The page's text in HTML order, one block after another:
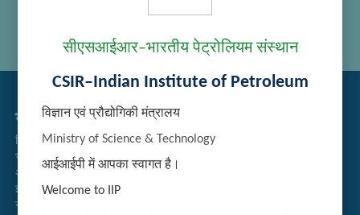
सीएसआईआर–भारतीय पेट्रोलियम संस्थान
CSIR–Indian Institute of Petroleum
विज्ञान एवं प्रौद्योगिकी मंत्रालय
Ministry of Science & Technology
आईआईपी में आपका स्वागत है।
Welcome to IIP
सम्बद्ध लिंक्स
निविदा प्रबंधन
भर्ती
अतिथि गृह आरक्षण
इंट्रानेट
संग्रह